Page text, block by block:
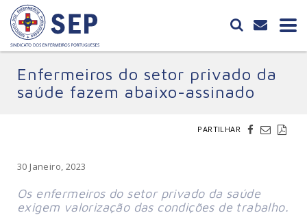
Enfermeiros do setor privado da
saúde fazem abaixo-assinado
PARTILHAR
30 Janeiro, 2023
Os enfermeiros do setor privado da saúde
exigem valorização das condições de trabalho.